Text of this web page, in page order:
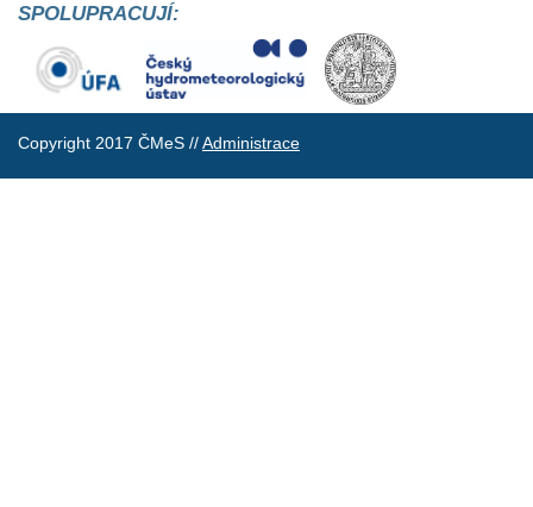
SPOLUPRACUJÍ:
Copyright 2017 ČMeS //Administrace